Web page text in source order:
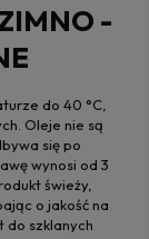
-
do 40 °C,
Oleje nie są
się po
wynosi od 3
świeży,
o jakość na
do szklanych